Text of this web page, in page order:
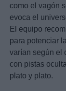
como el vagón
evoca el
El equipo
para potenciar
varían según el
con pistas
plato y plato.